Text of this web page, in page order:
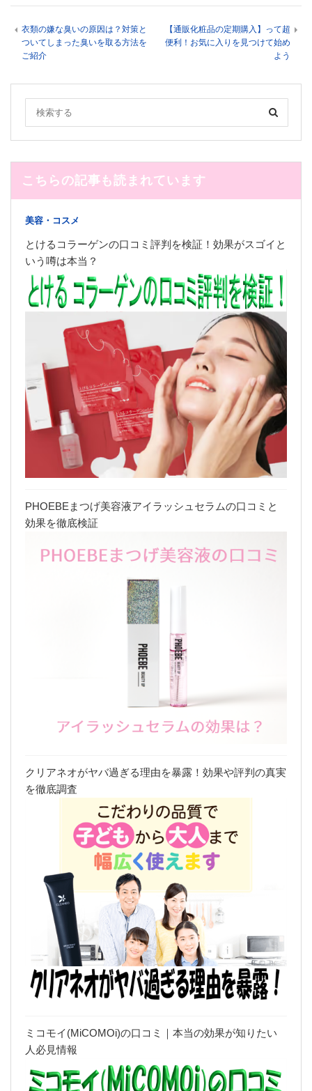
衣類の嫌な臭いの原因は？対策と
ついてしまった臭いを取る方法を
ご紹介
【通販化粧品の定期購入】って超
便利！お気に入りを見つけて始め
よう
こちらの記事も読まれています
美容・コスメ
とけるコラーゲンの口コミ評判を検証！効果がスゴイと
いう噂は本当？
PHOEBEまつげ美容液アイラッシュセラムの口コミと
効果を徹底検証
クリアネオがヤバ過ぎる理由を暴露！効果や評判の真実
を徹底調査
ミコモイ(MiCOMOi)の口コミ｜本当の効果が知りたい
人必見情報